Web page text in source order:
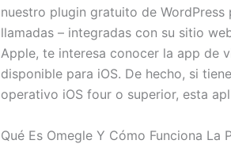
nuestro plugin gratuito de
llamadas – integradas con su sitio
Apple, te interesa conocer la app de
disponible para iOS. De hecho, si
operativo iOS four o superior, esta
Qué Es Omegle Y Cómo Funciona La